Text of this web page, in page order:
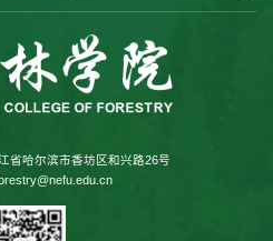
| 南京林业大学 |
西北农林科技大学
省哈尔滨市香坊区和兴路26号